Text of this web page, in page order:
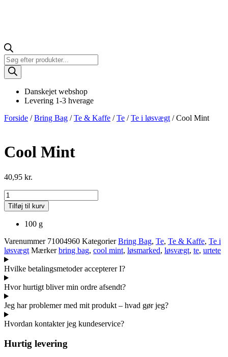
Products
search
Danskejet webshop
Levering 1-3 hverage
Forside /Bring Bag /Te & Kaffe /Te /Te i løsvægt / Cool Mint
Cool Mint
40,95 kr.
Cool
Mint
antal
Tilføj til kurv
100 g
Varenummer 71004960 Kategorier Bring Bag, Te, Te & Kaffe, Te i
løsvægt Mærker bring bag, cool mint, løsmarked, løsvægt, te, urtete
Hvilke betalingsmetoder accepterer I?
Hvor hurtigt bliver min ordre afsendt?
Jeg har problemer med mit produkt – hvad gør jeg?
Hvordan kontakter jeg kundeservice?
Hurtig levering